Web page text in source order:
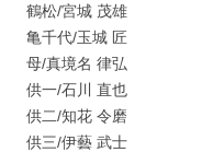
鶴松/宮城 茂雄
亀千代/玉城 匠
母/真境名 律弘
供一/石川 直也
供二/知花 令磨
供三/伊藝 武士